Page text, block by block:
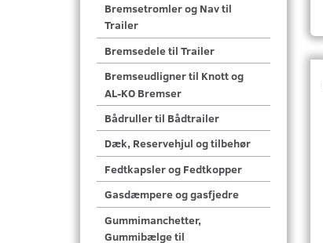
Bremsetromler og Nav til
Trailer
Bremsedele til Trailer
Bremseudligner til Knott og
AL-KO Bremser
Bådruller til Bådtrailer
Dæk, Reservehjul og tilbehør
Fedtkapsler og Fedtkopper
Gasdæmpere og gasfjedre
Gummimanchetter,
Gummibælge til